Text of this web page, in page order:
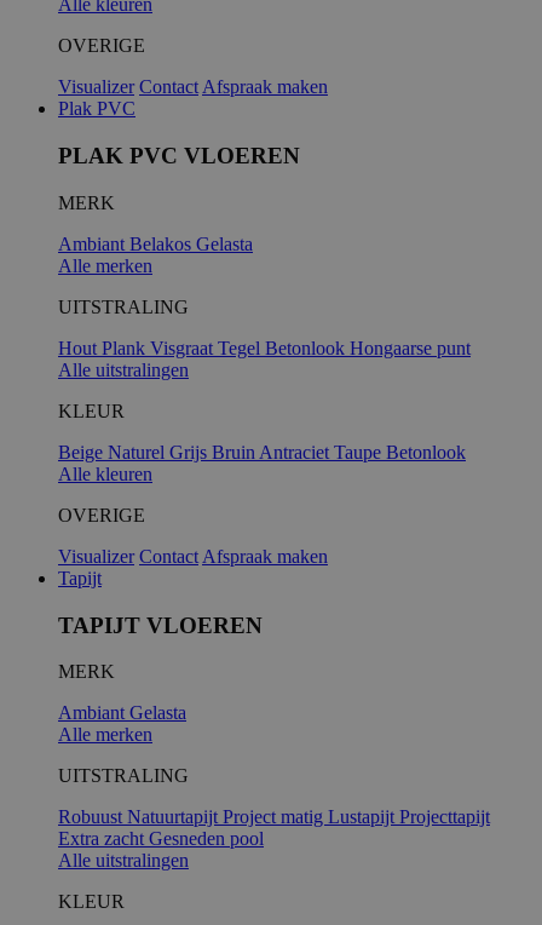
Alle kleuren
OVERIGE
Visualizer ContactAfspraak maken
Plak PVC
PLAK PVC VLOEREN
MERK
Ambiant Belakos Gelasta
Alle merken
UITSTRALING
Hout Plank Visgraat Tegel Betonlook Hongaarse punt
Alle uitstralingen
KLEUR
Beige Naturel Grijs Bruin Antraciet Taupe Betonlook
Alle kleuren
OVERIGE
Visualizer Contact Afspraak maken
Tapijt
TAPIJT VLOEREN
MERK
Ambiant Gelasta
Alle merken
UITSTRALING
Robuust Natuurtapijt Project matig Lustapijt Projecttapijt
Extra zacht Gesneden pool
Alle uitstralingen
KLEUR